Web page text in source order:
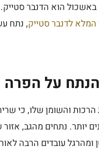
הוא הדנבר
המלא לדנבר סטייק, נתח
על הפרה
והשומן שלו, כי
יותר. נתחים מהגב,
עובדים הרבה